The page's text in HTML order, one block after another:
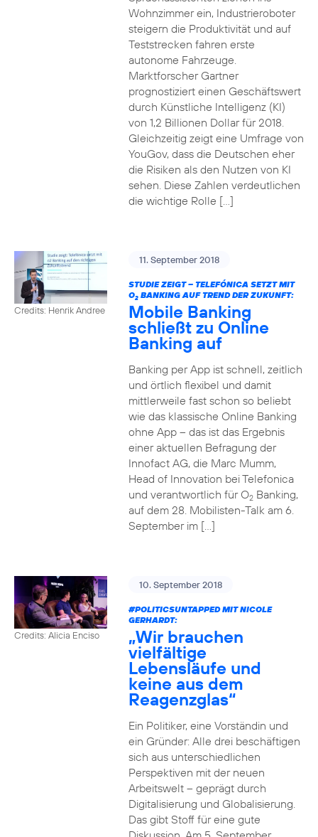
Wohnzimmer ein, Industrieroboter
steigern die Produktivität und auf
Teststrecken fahren erste
autonome Fahrzeuge.
Marktforscher Gartner
prognostiziert einen Geschäftswert
durch Künstliche Intelligenz (KI)
von 1,2 Billionen Dollar für 2018.
Gleichzeitig zeigt eine Umfrage von
YouGov, dass die Deutschen eher
die Risiken als den Nutzen von KI
sehen. Diese Zahlen verdeutlichen
die wichtige Rolle […]
Credits: Henrik Andree
11. September 2018
STUDIE ZEIGT – TELEFÓNICA SETZT MIT
O2BANKING AUF TREND DER ZUKUNFT:
Mobile Banking
schließt zu Online
Banking auf
Banking per App ist schnell, zeitlich
und örtlich flexibel und damit
mittlerweile fast schon so beliebt
wie das klassische Online Banking
ohne App – das ist das Ergebnis
einer aktuellen Befragung der
Innofact AG, die Marc Mumm,
Head of Innovation bei Telefonica
und verantwortlich für O2Banking,
auf dem 28. Mobilisten-Talk am 6.
September im […]
Credits: Alicia Enciso
10. September 2018
#POLITICSUNTAPPEDMIT NICOLE
GERHARDT:
„Wir brauchen
vielfältige
Lebensläufe und
keine aus dem
Reagenzglas“
Ein Politiker, eine Vorständin und
ein Gründer: Alle drei beschäftigen
sich aus unterschiedlichen
Perspektiven mit der neuen
Arbeitswelt – geprägt durch
Digitalisierung und Globalisierung.
Das gibt Stoff für eine gute